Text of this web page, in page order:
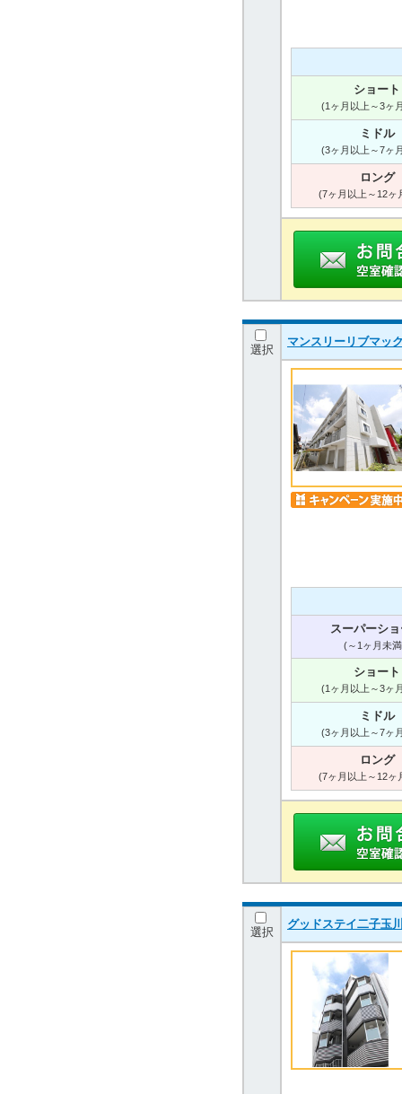
ショート
(1ヶ月以上～3ヶ
ミドル
(3ヶ月以上～7ヶ
ロング
(7ヶ月以上～12ヶ
選択
マンスリーリブマッ
スーパーシ
(～1ヶ月未
ショート
(1ヶ月以上～3ヶ
ミドル
(3ヶ月以上～7ヶ
ロング
(7ヶ月以上～12ヶ
選択
グッドステイ二子玉